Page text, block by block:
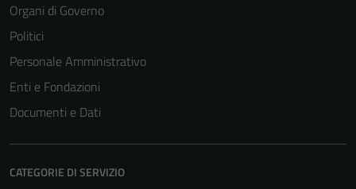
Organi di Governo
Politici
Personale Amministrativo
Enti e Fondazioni
Documenti e Dati
CATEGORIE DI SERVIZIO